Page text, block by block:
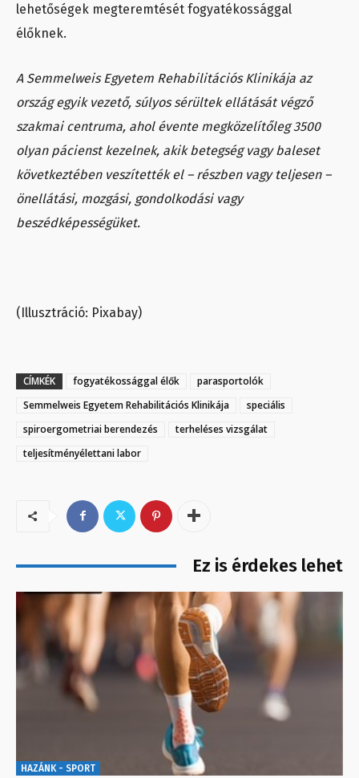
lehetőségek megteremtését fogyatékossággal
élőknek.
A Semmelweis Egyetem Rehabilitációs Klinikája az
ország egyik vezető, súlyos sérültek ellátását végző
szakmai centruma, ahol évente megközelítőleg 3500
olyan pácienst kezelnek, akik betegség vagy baleset
következtében veszítették el – részben vagy teljesen –
önellátási, mozgási, gondolkodási vagy
beszédképességüket.
(Illusztráció: Pixabay)
CÍMKÉK fogyatékossággal élők
parasportolók
Semmelweis Egyetem Rehabilitációs Klinikája
speciális
spiroergometriai berendezés
terheléses vizsgálat
teljesítményélettani labor
Ez is érdekes lehet
HAZÁNK - SPORT